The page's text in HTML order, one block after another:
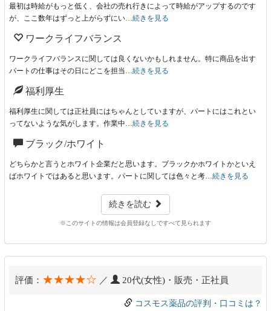
最初は時給がもっと低く、会社の売れ行きによって時給がアップするのです
が、ここ数年はずっと上がらずにい… 続きを見る
ワークライフバランス
ワークライフバランスに関しては良くないかもしれません。特に商品を出す
パートの仕事はその日にどこを担当… 続きを見る
福利厚生
福利厚生に関しては正社員にはちゃんとしていますが、パートにはこれとい
ってないような気がします。作業中… 続きを見る
ブラック/ホワイト
どちらかと言うとホワイト企業だと思います。ブラックかホワイトかといえ
ばホワイトではあると思います。パートに関しては色々と考… 続きを見る
続きを読む
※このサイトの情報は会員登録なしですべて見られます
評価： ★★★★☆ ／ 20代(女性)・販売・正社員
コスモス薬品の評判・口コミは？